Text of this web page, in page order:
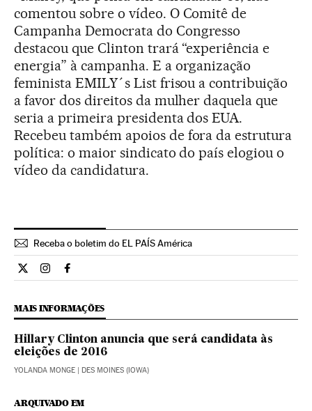
comentou sobre o vídeo. O Comitê de
Campanha Democrata do Congresso
destacou que Clinton trará “experiência e
energia” à campanha. E a organização
feminista EMILY´s List frisou a contribuição
a favor dos direitos da mulher daquela que
seria a primeira presidenta dos EUA.
Recebeu também apoios de fora da estrutura
política: o maior sindicato do país elogiou o
vídeo da candidatura.
Receba o boletim do EL PAÍS América
Internacional El País Brasil en Twitter
Internacional El País Brasil en Instagram
Internacional El País Brasil en Facebook
MAIS INFORMAÇÕES
Hillary Clinton anuncia que será candidata às
eleições de 2016
YOLANDA MONGE | DES MOINES (IOWA)
ARQUIVADO EM